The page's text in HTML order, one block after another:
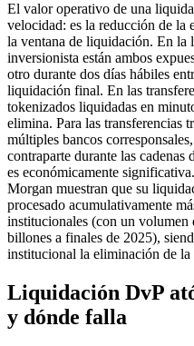
El valor operativo de una
velocidad: es la reducción de la
la ventana de liquidación. En
inversionista están ambos
otro durante dos días hábiles
liquidación final. En las
tokenizados liquidadas en
elimina. Para las transferencias
múltiples bancos
contraparte durante las
es económicamente
Morgan muestran que su
procesado acumulativamente
institucionales (con un
billones a finales de 2025),
institucional la eliminación de
Liquidación DvP
y dónde falla